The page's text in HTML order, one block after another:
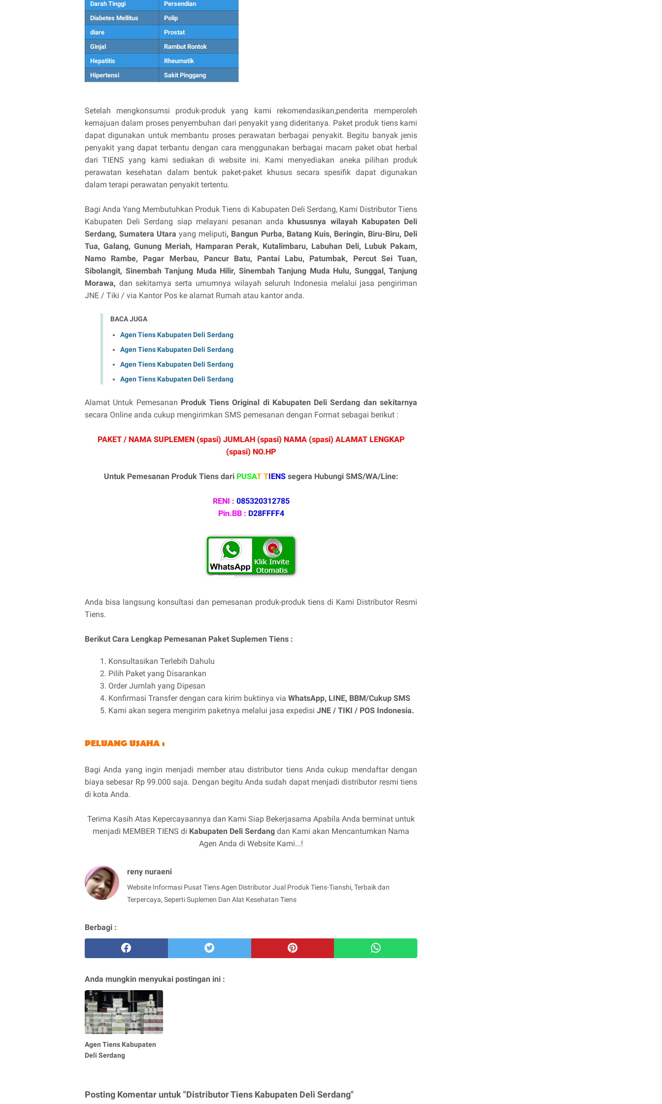
Darah Tinggi
Persendian
Diabetes Mellitus
Polip
diare
Prostat
Ginjal
Rambut Rontok
Hepatitis
Rheumatik
Hipertensi
Sakit Pinggang
Setelah mengkonsumsi produk-produk yang kami rekomendasikan,penderita memperoleh
kemajuan dalam proses penyembuhan dari penyakit yang dideritanya. Paket produk tiens kami
dapat digunakan untuk membantu proses perawatan berbagai penyakit. Begitu banyak jenis
penyakit yang dapat terbantu dengan cara menggunakan berbagai macam paket obat herbal
dari TIENS yang kami sediakan di website ini. Kami menyediakan aneka pilihan produk
perawatan kesehatan dalam bentuk paket-paket khusus secara spesifik dapat digunakan
dalam terapi perawatan penyakit tertentu.
Bagi Anda Yang Membutuhkan Produk Tiens di Kabupaten Deli Serdang, Kami Distributor Tiens
Kabupaten Deli Serdang siap melayani pesanan anda khususnya wilayah Kabupaten Deli
Serdang, Sumatera Utara yang meliputi, Bangun Purba, Batang Kuis, Beringin, Biru-Biru, Deli
Tua, Galang, Gunung Meriah, Hamparan Perak, Kutalimbaru, Labuhan Deli, Lubuk Pakam,
Namo Rambe, Pagar Merbau, Pancur Batu, Pantai Labu, Patumbak, Percut Sei Tuan,
Sibolangit, Sinembah Tanjung Muda Hilir, Sinembah Tanjung Muda Hulu, Sunggal, Tanjung
Morawa, dan sekitarnya serta umumnya wilayah seluruh Indonesia melalui jasa pengiriman
JNE / Tiki / via Kantor Pos ke alamat Rumah atau kantor anda.
BACA JUGA
Agen Tiens Kabupaten Deli Serdang
Agen Tiens Kabupaten Deli Serdang
Agen Tiens Kabupaten Deli Serdang
Agen Tiens Kabupaten Deli Serdang
Alamat Untuk Pemesanan Produk Tiens Original di Kabupaten Deli Serdang dan sekitarnya
secara Online anda cukup mengirimkan SMS pemesanan dengan Format sebagai berikut :
PAKET / NAMA SUPLEMEN (spasi) JUMLAH (spasi) NAMA (spasi) ALAMAT LENGKAP
(spasi) NO.HP
Untuk Pemesanan Produk Tiens dari PUSAT TIENSsegera Hubungi SMS/WA/Line:
RENI : 085320312785
Pin.BB : D28FFFF4
Anda bisa langsung konsultasi dan pemesanan produk-produk tiens di Kami Distributor Resmi
Tiens.
Berikut Cara Lengkap Pemesanan Paket Suplemen Tiens :
Konsultasikan Terlebih Dahulu
Pilih Paket yang Disarankan
Order Jumlah yang Dipesan
Konfirmasi Transfer dengan cara kirim buktinya via WhatsApp, LINE, BBM/Cukup SMS
Kami akan segera mengirim paketnya melalui jasa expedisi JNE / TIKI / POS Indonesia.
Bagi Anda yang ingin menjadi member atau distributor tiens Anda cukup mendaftar dengan
biaya sebesar Rp 99.000 saja. Dengan begitu Anda sudah dapat menjadi distributor resmi tiens
di kota Anda.
Terima Kasih Atas Kepercayaannya dan Kami Siap Bekerjasama Apabila Anda berminat untuk
menjadi MEMBER TIENS di Kabupaten Deli Serdang dan Kami akan Mencantumkan Nama
Agen Anda di Website Kami...!
reny nuraeni
Website Informasi Pusat Tiens Agen Distributor Jual Produk Tiens-Tianshi, Terbaik dan
Terpercaya, Seperti Suplemen Dan Alat Kesehatan Tiens
Berbagi :
Anda mungkin menyukai postingan ini :
Agen Tiens Kabupaten
Deli Serdang
Posting Komentar untuk "Distributor Tiens Kabupaten Deli Serdang"